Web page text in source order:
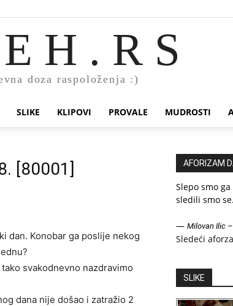
H . R S
doza raspoloženja :)
SLIKE KLIPOVI PROVALE MUDROSTI
[80001]
dan. Konobar ga poslije nekog
svakodnevno nazdravimo
dana nije došao i zatražio 2
AFORIZAM
Slepo smo
sledili smo se.
— Milovan Ilic
Sledeći
SLIKE